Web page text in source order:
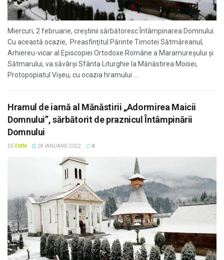
Miercuri, 2 februarie, creştinii sărbătoresc Întâmpinarea Domnului.
Cu această ocazie, Preasfințitul Părinte Timotei Sătmăreanul,
Arhiereu-vicar al Episcopiei Ortodoxe Române a Maramureșului și
Sătmarului, va săvârși Sfânta Liturghie la Mănăstirea Moisei,
Protopopiatul Vișeu, cu ocazia hramului ...
Hramul de iarnă al Mănăstirii „Adormirea Maicii
Domnului”, sărbătorit de praznicul Întâmpinării
Domnului
DE EMM 28 IANUARIE 2022 0